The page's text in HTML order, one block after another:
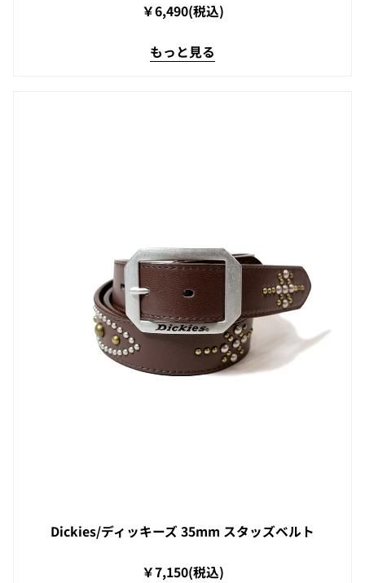
￥6,490(税込)
もっと見る
Dickies/ディッキーズ 35mm スタッズベルト
￥7,150(税込)